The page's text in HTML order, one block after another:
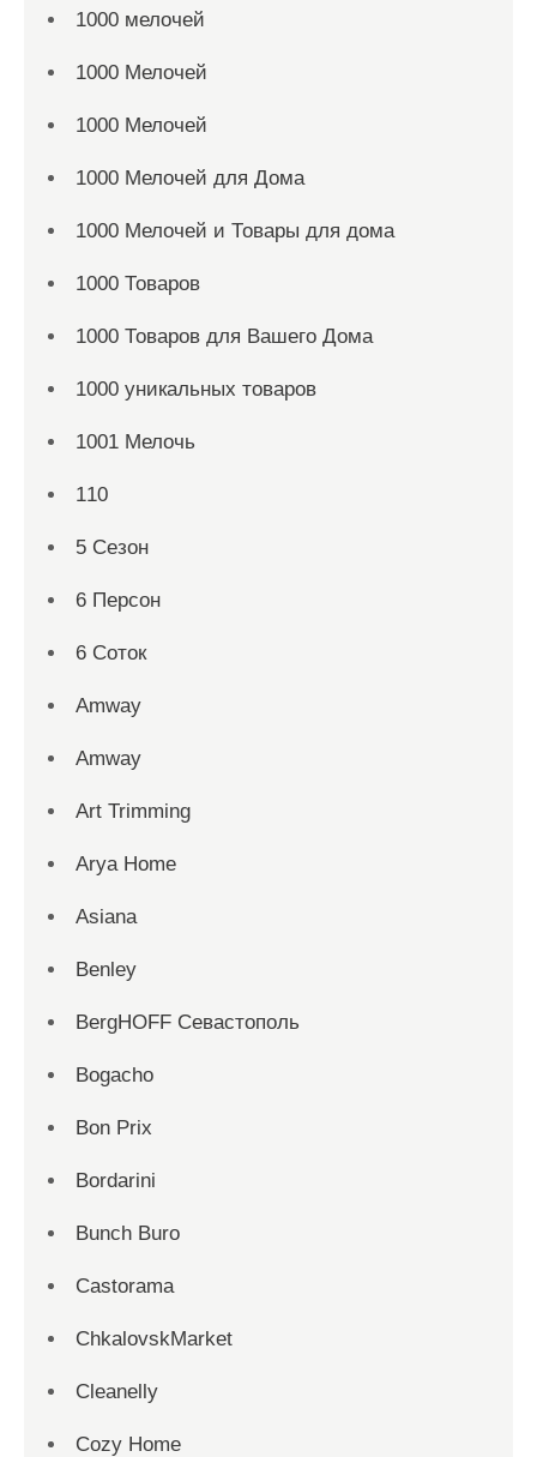
1000 мелочей
1000 Мелочей
1000 Мелочей
1000 Мелочей для Дома
1000 Мелочей и Товары для дома
1000 Товаров
1000 Товаров для Вашего Дома
1000 уникальных товаров
1001 Мелочь
110
5 Сезон
6 Персон
6 Соток
Amway
Amway
Art Trimming
Arya Home
Asiana
Benley
BergHOFF Севастополь
Bogacho
Bon Prix
Bordarini
Bunch Buro
Castorama
ChkalovskMarket
Cleanelly
Cozy Home